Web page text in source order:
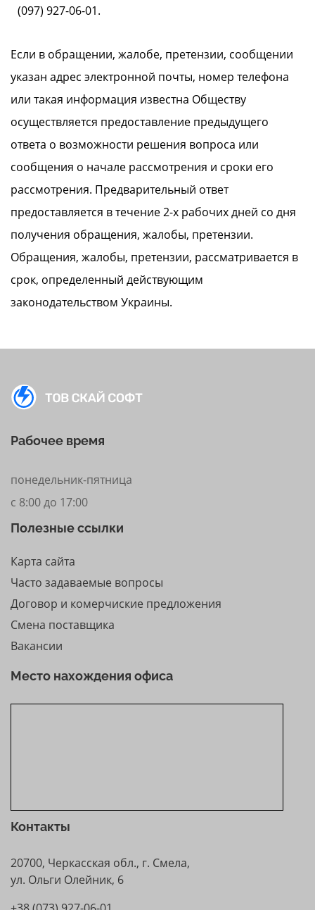
(097) 927-06-01.
Если в обращении, жалобе, претензии, сообщении
указан адрес электронной почты, номер телефона
или такая информация известна Обществу
осуществляется предоставление предыдущего
ответа о возможности решения вопроса или
сообщения о начале рассмотрения и сроки его
рассмотрения. Предварительный ответ
предоставляется в течение 2-х рабочих дней со дня
получения обращения, жалобы, претензии.
Обращения, жалобы, претензии, рассматривается в
срок, определенный действующим
законодательством Украины.
Рабочее время
понедельник-пятница
с 8:00 до 17:00
Полезные ссылки
Карта сайта
Часто задаваемые вопросы
Договор и комерчиские предложения
Смена поставщика
Вакансии
Место нахождения офиса
Контакты
20700, Черкасская обл., г. Смела,
ул. Ольги Олейник, 6